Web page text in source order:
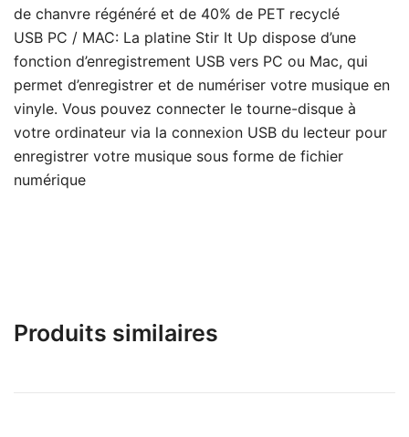
de chanvre régénéré et de 40% de PET recyclé
USB PC / MAC: La platine Stir It Up dispose d’une
fonction d’enregistrement USB vers PC ou Mac, qui
permet d’enregistrer et de numériser votre musique en
vinyle. Vous pouvez connecter le tourne-disque à
votre ordinateur via la connexion USB du lecteur pour
enregistrer votre musique sous forme de fichier
numérique
Produits similaires